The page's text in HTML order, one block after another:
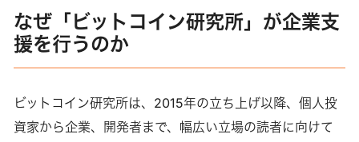
なぜ「ビットコイン研究所」が企業支
援を行うのか
ビットコイン研究所は、2015年の立ち上げ以降、個人投
資家から企業、開発者まで、幅広い立場の読者に向けて